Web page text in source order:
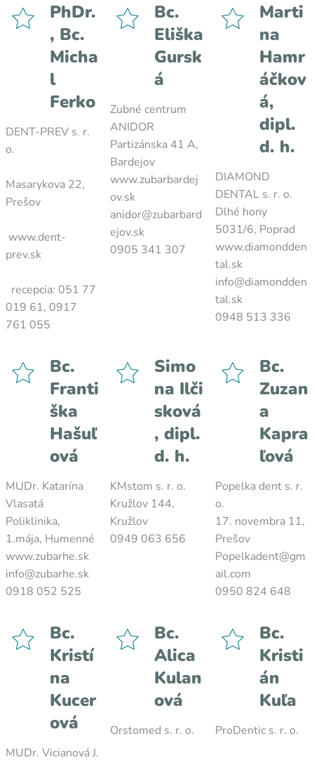
PhDr.
, Bc.
Micha
l
Ferko
DENT-PREV s. r.
o.
Masarykova 22,
Prešov
www.dent-
prev.sk
recepcia: 051 77
019 61, 0917
761 055
Bc.
Eliška
Gursk
á
Zubné centrum
ANIDOR
Partizánska 41 A,
Bardejov
www.zubarbardej
ov.sk
anidor@zubarbard
ejov.sk
0905 341 307
Marti
na
Hamr
áčkov
á,
dipl.
d. h.
DIAMOND
DENTAL s. r. o.
Dlhé hony
5031/6, Poprad
www.diamondden
tal.sk
info@diamondden
tal.sk
0948 513 336
Bc.
Franti
ška
Hašuľ
ová
MUDr. Katarína
Vlasatá
Poliklinika,
1.mája, Humenné
www.zubarhe.sk
info@zubarhe.sk
0918 052 525
Simo
na Ilči
sková
, dipl.
d. h.
KMstom s. r. o.
Kružlov 144,
Kružlov
0949 063 656
Bc.
Zuzan
a
Kapra
ľová
Popelka dent s. r.
o.
17. novembra 11,
Prešov
Popelkadent@gm
ail.com
0950 824 648
Bc.
Kristí
na
Kucer
ová
MUDr. Vicianová J.
Bc.
Alica
Kulan
ová
Orstomed s. r. o.
Bc.
Kristi
án
Kuľa
ProDentic s. r. o.